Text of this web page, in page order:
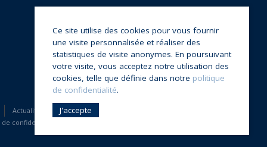
Actualités Auteurs
confidentialité
Ce site utilise des cookies pour vous fournir
une visite personnalisée et réaliser des
statistiques de visite anonymes. En poursuivant
votre visite, vous acceptez notre utilisation des
cookies, telle que définie dans notre politique
de confidentialité.
J'accepte